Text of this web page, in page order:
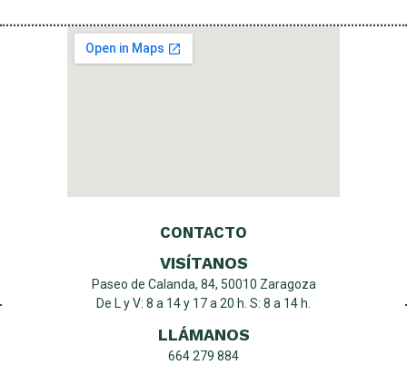
CONTACTO
VISÍTANOS
Paseo de Calanda, 84, 50010 Zaragoza
De L y V: 8 a 14 y 17 a 20 h. S: 8 a 14 h.
LLÁMANOS
664 279 884